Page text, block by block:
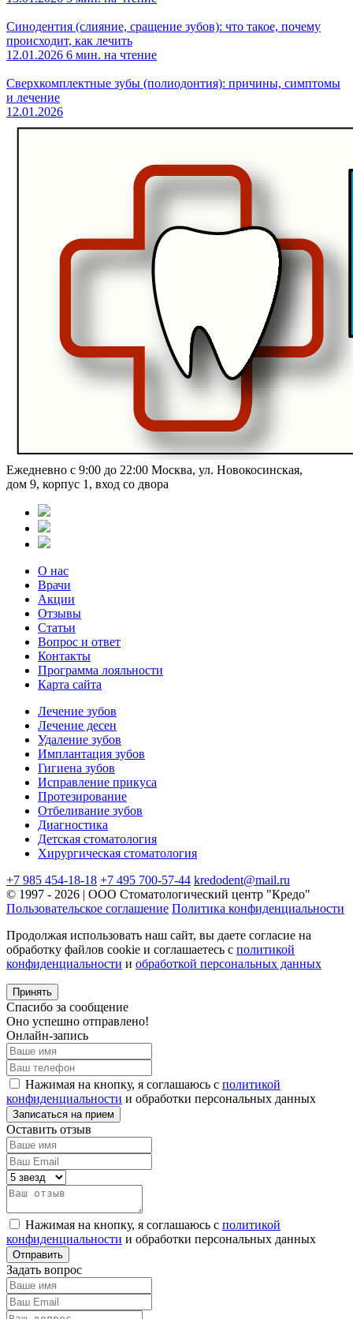
Синодентия (слияние, сращение зубов): что такое, почему
происходит, как лечить
12.01.2026 6 мин. на чтение
Сверхкомплектные зубы (полиодонтия): причины, симптомы
и лечение
12.01.2026
Ежедневно с 9:00 до 22:00 Москва, ул. Новокосинская,
дом 9, корпус 1, вход со двора
О нас
Врачи
Акции
Отзывы
Статьи
Вопрос и ответ
Контакты
Программа лояльности
Карта сайта
Лечение зубов
Лечение десен
Удаление зубов
Имплантация зубов
Гигиена зубов
Исправление прикуса
Протезирование
Отбеливание зубов
Диагностика
Детская стоматология
Хирургическая стоматология
+7 985 454-18-18 +7 495 700-57-44 kredodent@mail.ru
© 1997 - 2026 | ООО Стоматологический центр "Кредо"
Пользовательское соглашение Политика конфиденциальности
Продолжая использовать наш сайт, вы даете согласие на
обработку файлов cookie и соглашаетесь с политикой
конфиденциальности и обработкой персональных данных
Принять
Спасибо за сообщение
Оно успешно отправлено!
Онлайн-запись
Нажимая на кнопку, я соглашаюсь с политикой
конфиденциальности и обработки персональных данных
Оставить отзыв
Нажимая на кнопку, я соглашаюсь с политикой
конфиденциальности и обработки персональных данных
Задать вопрос